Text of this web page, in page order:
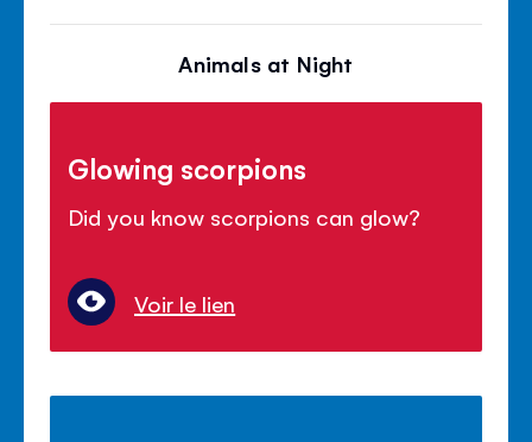
Animals at Night
Glowing scorpions
Did you know scorpions can glow?
Voir le lien